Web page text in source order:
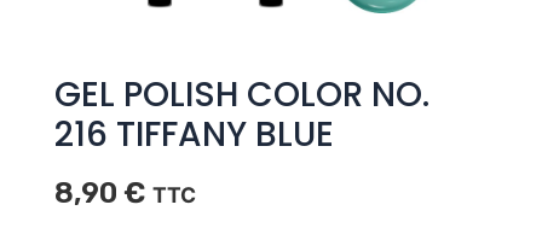
GEL POLISH COLOR NO.
216 TIFFANY BLUE
8,90 € TTC